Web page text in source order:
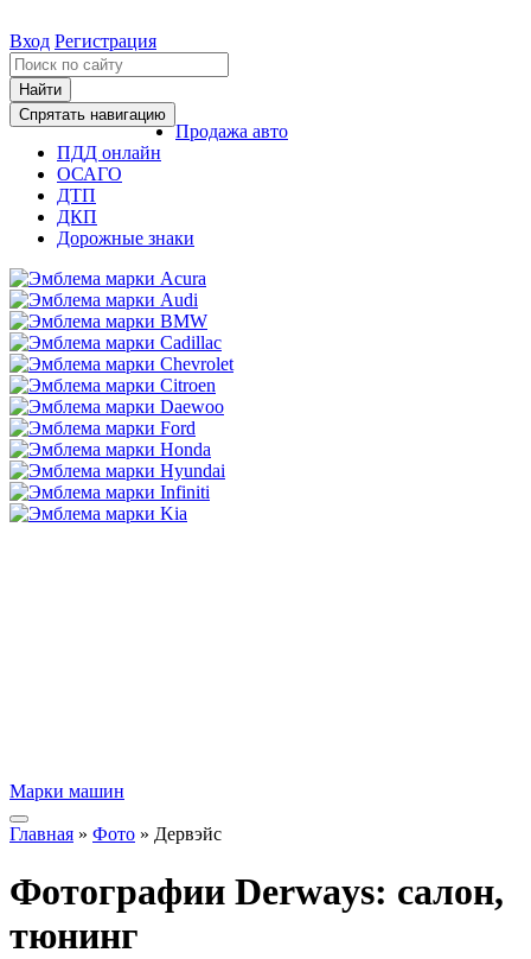
Вход Регистрация
Найти
Спрятать навигацию
Продажа авто
ПДД онлайн
ОСАГО
ДТП
ДКП
Дорожные знаки
Марки машин
Главная » Фото » Дервэйс
Фотографии Derways: салон,
тюнинг